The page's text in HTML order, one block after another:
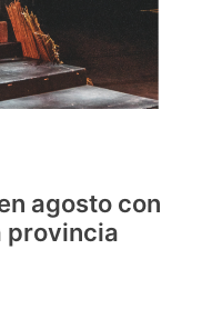
agosto con
provincia